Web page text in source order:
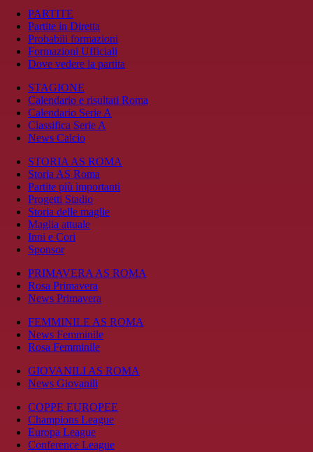
PARTITE
Partite in Diretta
Probabili formazioni
Formazioni Ufficiali
Dove vedere la partita
STAGIONE
Calendario e risultati Roma
Calendario Serie A
Classifica Serie A
News Calcio
STORIA AS ROMA
Storia AS Roma
Partite più importanti
Progetti Stadio
Storia delle maglie
Maglia attuale
Inni e Cori
Sponsor
PRIMAVERA AS ROMA
Rosa Primavera
News Primavera
FEMMINILE AS ROMA
News Femminile
Rosa Femminile
GIOVANILI AS ROMA
News Giovanili
COPPE EUROPEE
Champions League
Europa League
Conference League